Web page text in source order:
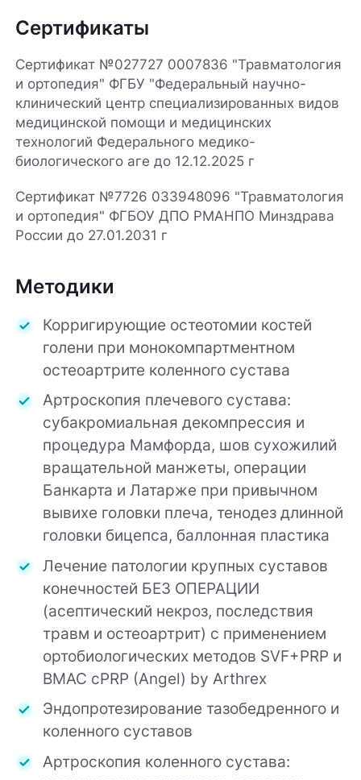
Сертификаты
Сертификат №027727 0007836 "Травматология
и ортопедия" ФГБУ "Федеральный научно-
клинический центр специализированных видов
медицинской помощи и медицинских
технологий Федерального медико-
биологического аге до 12.12.2025 г
Сертификат №7726 033948096 "Травматология
и ортопедия" ФГБОУ ДПО РМАНПО Минздрава
России до 27.01.2031 г
Методики
Корригирующие остеотомии костей
голени при монокомпартментном
остеоартрите коленного сустава
Артроскопия плечевого сустава:
субакромиальная декомпрессия и
процедура Мамфорда, шов сухожилий
вращательной манжеты, операции
Банкарта и Латарже при привычном
вывихе головки плеча, тенодез длинной
головки бицепса, баллонная пластика
Лечение патологии крупных суставов
конечностей БЕЗ ОПЕРАЦИИ
(асептический некроз, последствия
травм и остеоартрит) с применением
ортобиологических методов SVF+PRP и
BMAC cPRP (Angel) by Arthrex
Эндопротезирование тазобедренного и
коленного суставов
Артроскопия коленного сустава: